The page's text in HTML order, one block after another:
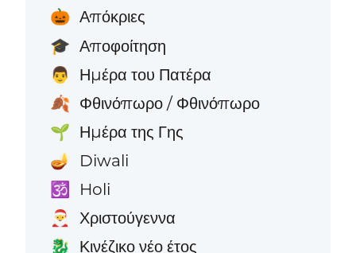
🎃 Απόκριες
🎓 Αποφοίτηση
👨 Ημέρα του Πατέρα
🍂 Φθινόπωρο / Φθινόπωρο
🌱 Ημέρα της Γης
🪔 Diwali
🕉️ Holi
🎅 Χριστούγεννα
🐉 Κινέζικο νέο έτος